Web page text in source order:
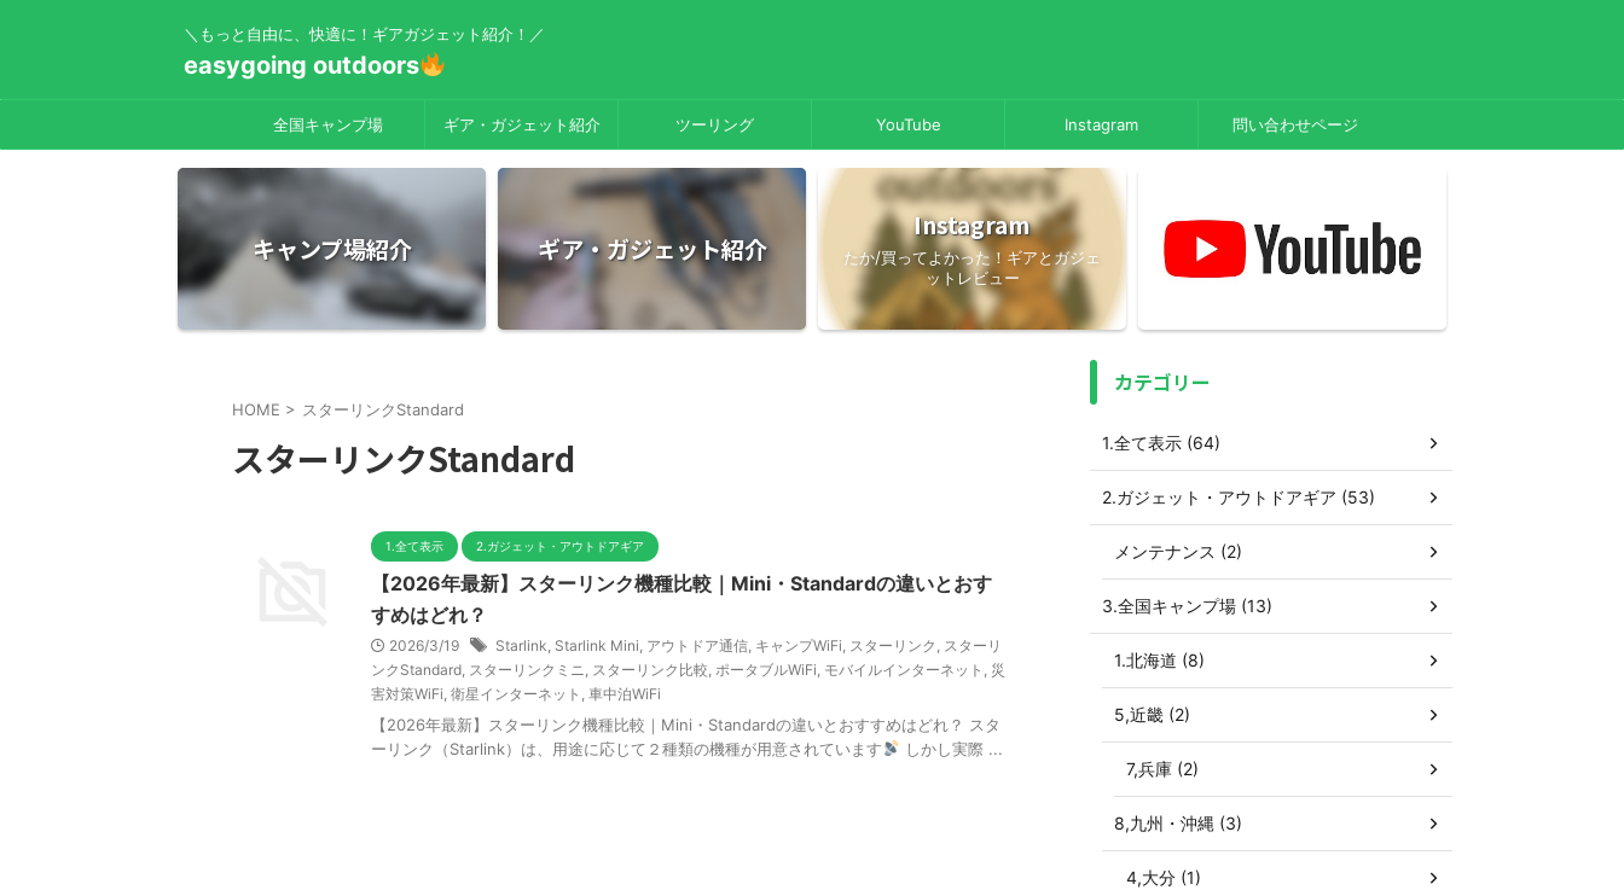
＼もっと自由に、快適に！ギアガジェット紹介！／
easygoing outdoors
全国キャンプ場 ギア・ガジェット紹介 ツーリング YouTube Instagram 問い合わせページ
キャンプ場紹介 ギア・ガジェット紹介
Instagram
たか/買ってよかった！ギアとガジェ
ットレビュー
HOME > スターリンクStandard
スターリンクStandard
1.全て表示 2.ガジェット・アウトドアギア
【2026年最新】スターリンク機種比較｜Mini・Standardの違いとおす
すめはどれ？
2026/3/19 Starlink, Starlink Mini, アウトドア通信, キャンプWiFi, スターリンク , スターリ
ンクStandard, スターリンクミニ, スターリンク比較, ポータブルWiFi, モバイルインターネット , 災
害対策WiFi, 衛星インターネット , 車中泊WiFi
【2026年最新】スターリンク機種比較｜Mini・Standardの違いとおすすめはどれ？ スタ
ーリンク（Starlink）は、用途に応じて２種類の機種が用意されています
しかし実際 ...
カテゴリー
1.全て表示 (64)
2.ガジェット・アウトドアギア (53)
メンテナンス (2)
3.全国キャンプ場 (13)
1.北海道 (8)
5,近畿 (2)
7,兵庫 (2)
8,九州・沖縄 (3)
4,大分 (1)